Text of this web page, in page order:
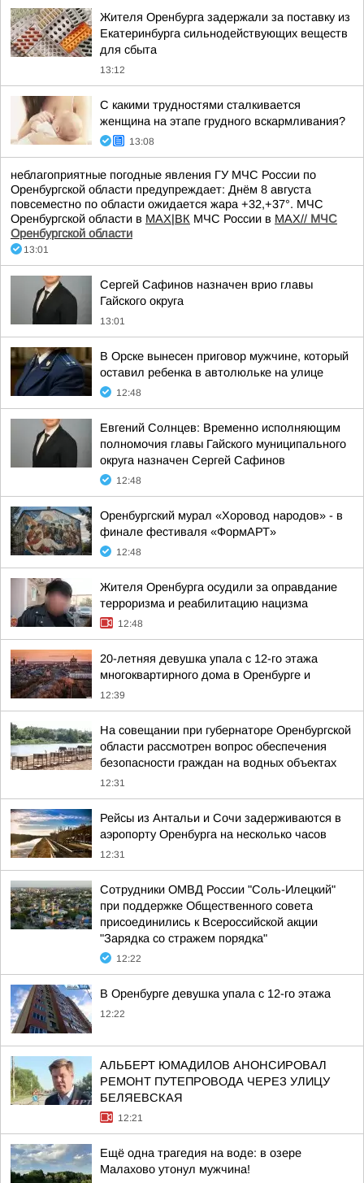
Жителя Оренбурга задержали за поставку из
Екатеринбурга сильнодействующих веществ
для сбыта
13:12
С какими трудностями сталкивается
женщина на этапе грудного вскармливания?
13:08
неблагоприятные погодные явления ГУ МЧС России по
Оренбургской области предупреждает: Днём 8 августа
повсеместно по области ожидается жара +32,+37°. МЧС
Оренбургской области в MAX|ВК МЧС России в MAX// МЧС
Оренбургской области
13:01
Сергей Сафинов назначен врио главы
Гайского округа
13:01
В Орске вынесен приговор мужчине, который
оставил ребенка в автолюльке на улице
12:48
Евгений Солнцев: Временно исполняющим
полномочия главы Гайского муниципального
округа назначен Сергей Сафинов
12:48
Оренбургский мурал «Хоровод народов» - в
финале фестиваля «ФормАРТ»
12:48
Жителя Оренбурга осудили за оправдание
терроризма и реабилитацию нацизма
12:48
20-летняя девушка упала с 12-го этажа
многоквартирного дома в Оренбурге и
12:39
На совещании при губернаторе Оренбургской
области рассмотрен вопрос обеспечения
безопасности граждан на водных объектах
12:31
Рейсы из Антальи и Сочи задерживаются в
аэропорту Оренбурга на несколько часов
12:31
Сотрудники ОМВД России "Соль-Илецкий"
при поддержке Общественного совета
присоединились к Всероссийской акции
"Зарядка со стражем порядка"
12:22
В Оренбурге девушка упала с 12-го этажа
12:22
АЛЬБЕРТ ЮМАДИЛОВ АНОНСИРОВАЛ
РЕМОНТ ПУТЕПРОВОДА ЧЕРЕЗ УЛИЦУ
БЕЛЯЕВСКАЯ
12:21
Ещё одна трагедия на воде: в озере
Малахово утонул мужчина!